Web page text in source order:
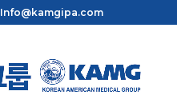
Info@kamgipa.com